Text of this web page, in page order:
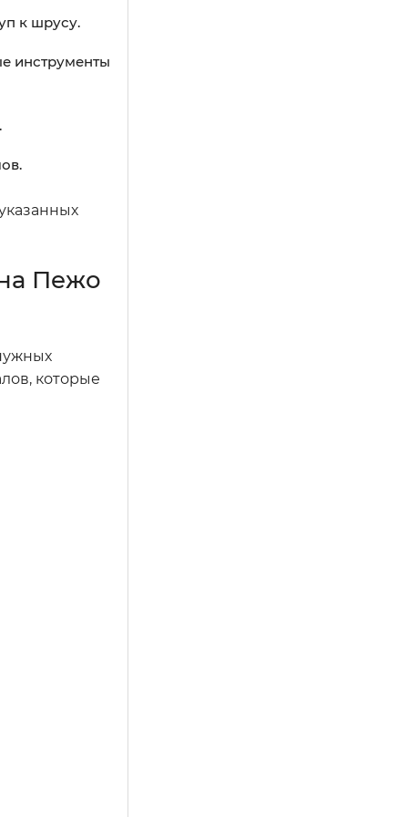
к шрусу.
инструменты
Пежо
которые